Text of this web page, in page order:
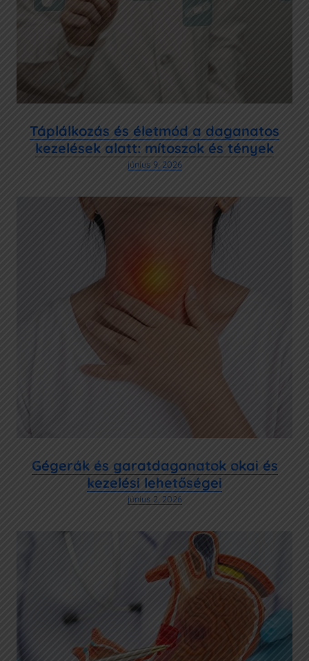
IDŐPONTFOGLALÁS
Az Oncompass
+36 1 7733 777
Budapest II., Retek utca 34.
Táplálkozás és életmód a daganatos
kezelések alatt: mítoszok és tények
június 9, 2026
Gégerák és garatdaganatok okai és
kezelési lehetőségei
június 2, 2026